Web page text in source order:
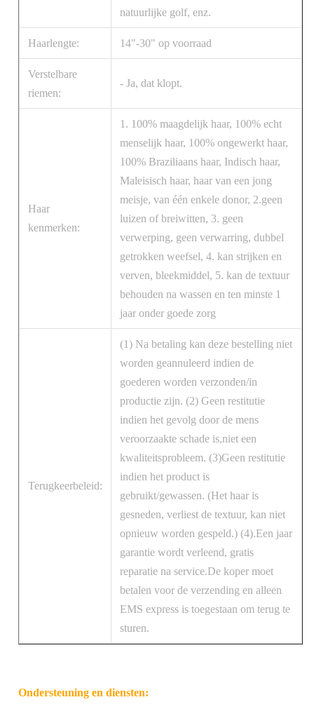
natuurlijke golf, enz.
Haarlengte: 14"-30" op voorraad
Verstelbare
riemen:
- Ja, dat klopt.
Haar
kenmerken:
1. 100% maagdelijk haar, 100% echt
menselijk haar, 100% ongewerkt haar,
100% Braziliaans haar, Indisch haar,
Maleisisch haar, haar van een jong
meisje, van één enkele donor, 2.geen
luizen of breiwitten, 3. geen
verwerping, geen verwarring, dubbel
getrokken weefsel, 4. kan strijken en
verven, bleekmiddel, 5. kan de textuur
behouden na wassen en ten minste 1
jaar onder goede zorg
Terugkeerbeleid:
(1) Na betaling kan deze bestelling niet
worden geannuleerd indien de
goederen worden verzonden/in
productie zijn. (2) Geen restitutie
indien het gevolg door de mens
veroorzaakte schade is,niet een
kwaliteitsprobleem. (3)Geen restitutie
indien het product is
gebruikt/gewassen. (Het haar is
gesneden, verliest de textuur, kan niet
opnieuw worden gespeld.) (4).Een jaar
garantie wordt verleend, gratis
reparatie na service.De koper moet
betalen voor de verzending en alleen
EMS express is toegestaan om terug te
sturen.
Ondersteuning en diensten: